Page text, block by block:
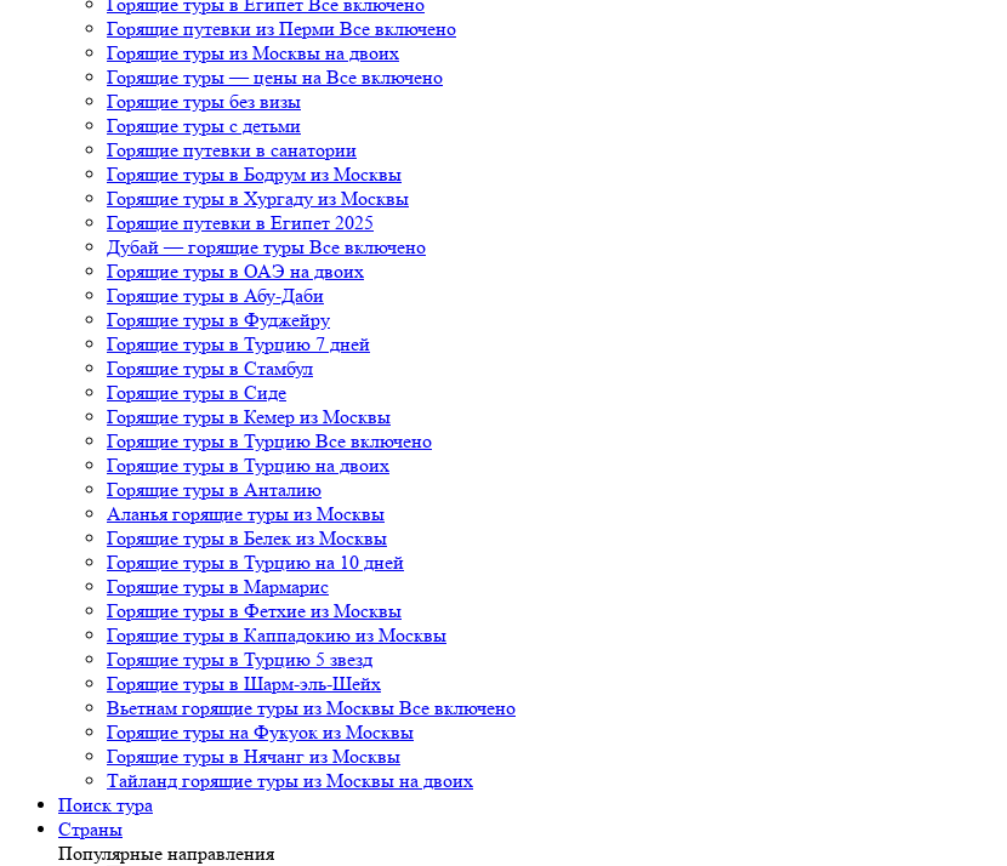
Горящие путевки из Перми Все включено
Горящие туры из Москвы на двоих
Горящие туры — цены на Все включено
Горящие туры без визы
Горящие туры с детьми
Горящие путевки в санатории
Горящие туры в Бодрум из Москвы
Горящие туры в Хургаду из Москвы
Горящие путевки в Египет 2025
Дубай — горящие туры Все включено
Горящие туры в ОАЭ на двоих
Горящие туры в Абу-Даби
Горящие туры в Фуджейру
Горящие туры в Турцию 7 дней
Горящие туры в Стамбул
Горящие туры в Сиде
Горящие туры в Кемер из Москвы
Горящие туры в Турцию Все включено
Горящие туры в Турцию на двоих
Горящие туры в Анталию
Аланья горящие туры из Москвы
Горящие туры в Белек из Москвы
Горящие туры в Турцию на 10 дней
Горящие туры в Мармарис
Горящие туры в Фетхие из Москвы
Горящие туры в Каппадокию из Москвы
Горящие туры в Турцию 5 звезд
Горящие туры в Шарм-эль-Шейх
Вьетнам горящие туры из Москвы Все включено
Горящие туры на Фукуок из Москвы
Горящие туры в Нячанг из Москвы
Тайланд горящие туры из Москвы на двоих
Поиск тура
Страны
Популярные направления